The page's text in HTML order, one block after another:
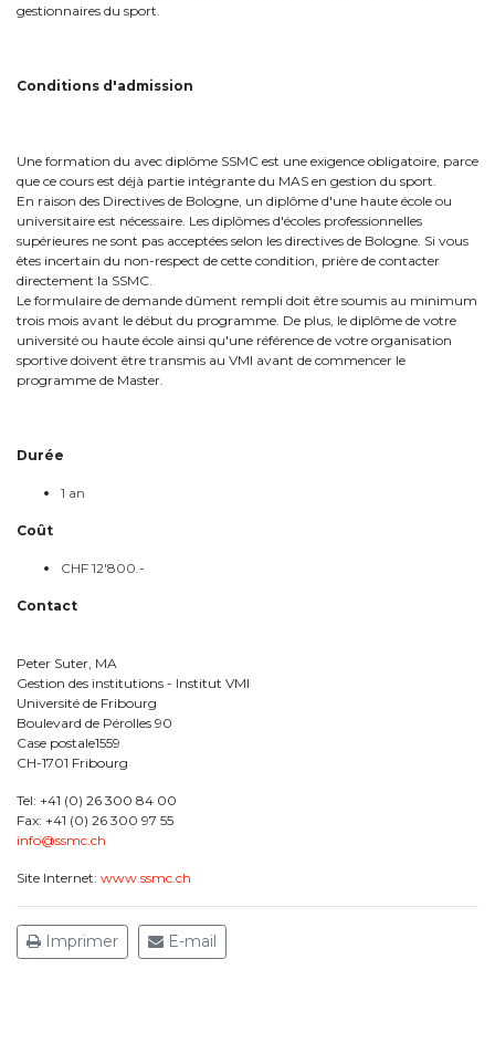
gestionnaires du sport.
Conditions d'admission
Une formation du avec diplôme SSMC est une exigence obligatoire, parce
que ce cours est déjà partie intégrante du MAS en gestion du sport.
En raison des Directives de Bologne, un diplôme d'une haute école ou
universitaire est nécessaire. Les diplômes d'écoles professionnelles
supérieures ne sont pas acceptées selon les directives de Bologne. Si vous
êtes incertain du non-respect de cette condition, prière de contacter
directement la SSMC.
Le formulaire de demande dûment rempli doit être soumis au minimum
trois mois avant le début du programme. De plus, le diplôme de votre
université ou haute école ainsi qu'une référence de votre organisation
sportive doivent être transmis au VMI avant de commencer le
programme de Master.
Durée
1 an
Coût
CHF 12'800.-
Contact
Peter Suter, MA
Gestion des institutions - Institut VMI
Université de Fribourg
Boulevard de Pérolles 90
Case postale1559
CH-1701 Fribourg
Tel: +41 (0) 26 300 84 00
Fax: +41 (0) 26 300 97 55
info@ssmc.ch
Site Internet: www.ssmc.ch
Imprimer E-mail